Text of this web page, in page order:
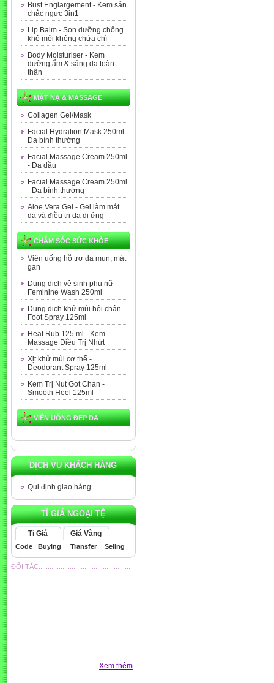
Bust Englargement - Kem săn
chắc ngực 3in1
Lip Balm - Son dưỡng chống
khô môi không chứa chì
Body Moisturiser - Kem
dưỡng ẩm & sáng da toàn
thân
MẶT NẠ & MASSAGE
Collagen Gel/Mask
Facial Hydration Mask 250ml -
Da bình thường
Facial Massage Cream 250ml
- Da dầu
Facial Massage Cream 250ml
- Da bình thường
Aloe Vera Gel - Gel làm mát
da và điều trị da dị ứng
CHĂM SÓC SỨC KHỎE
Viên uống hỗ trợ da mụn, mát
gan
Dung dich vệ sinh phụ nữ -
Feminine Wash 250ml
Dung dịch khử mùi hôi chân -
Foot Spray 125ml
Heat Rub 125 ml - Kem
Massage Điều Trị Nhứt
Xịt khử mùi cơ thể -
Deodorant Spray 125ml
Kem Trị Nut Got Chan -
Smooth Heel 125ml
VIÊN UỐNG ĐẸP DA
DỊCH VỤ KHÁCH HÀNG
Qui định giao hàng
TỈ GIÁ NGOẠI TỆ
Tỉ Giá Giá Vàng
Code Buying Transfer Seling
ĐỐI TÁC.....................................................
Xem thêm